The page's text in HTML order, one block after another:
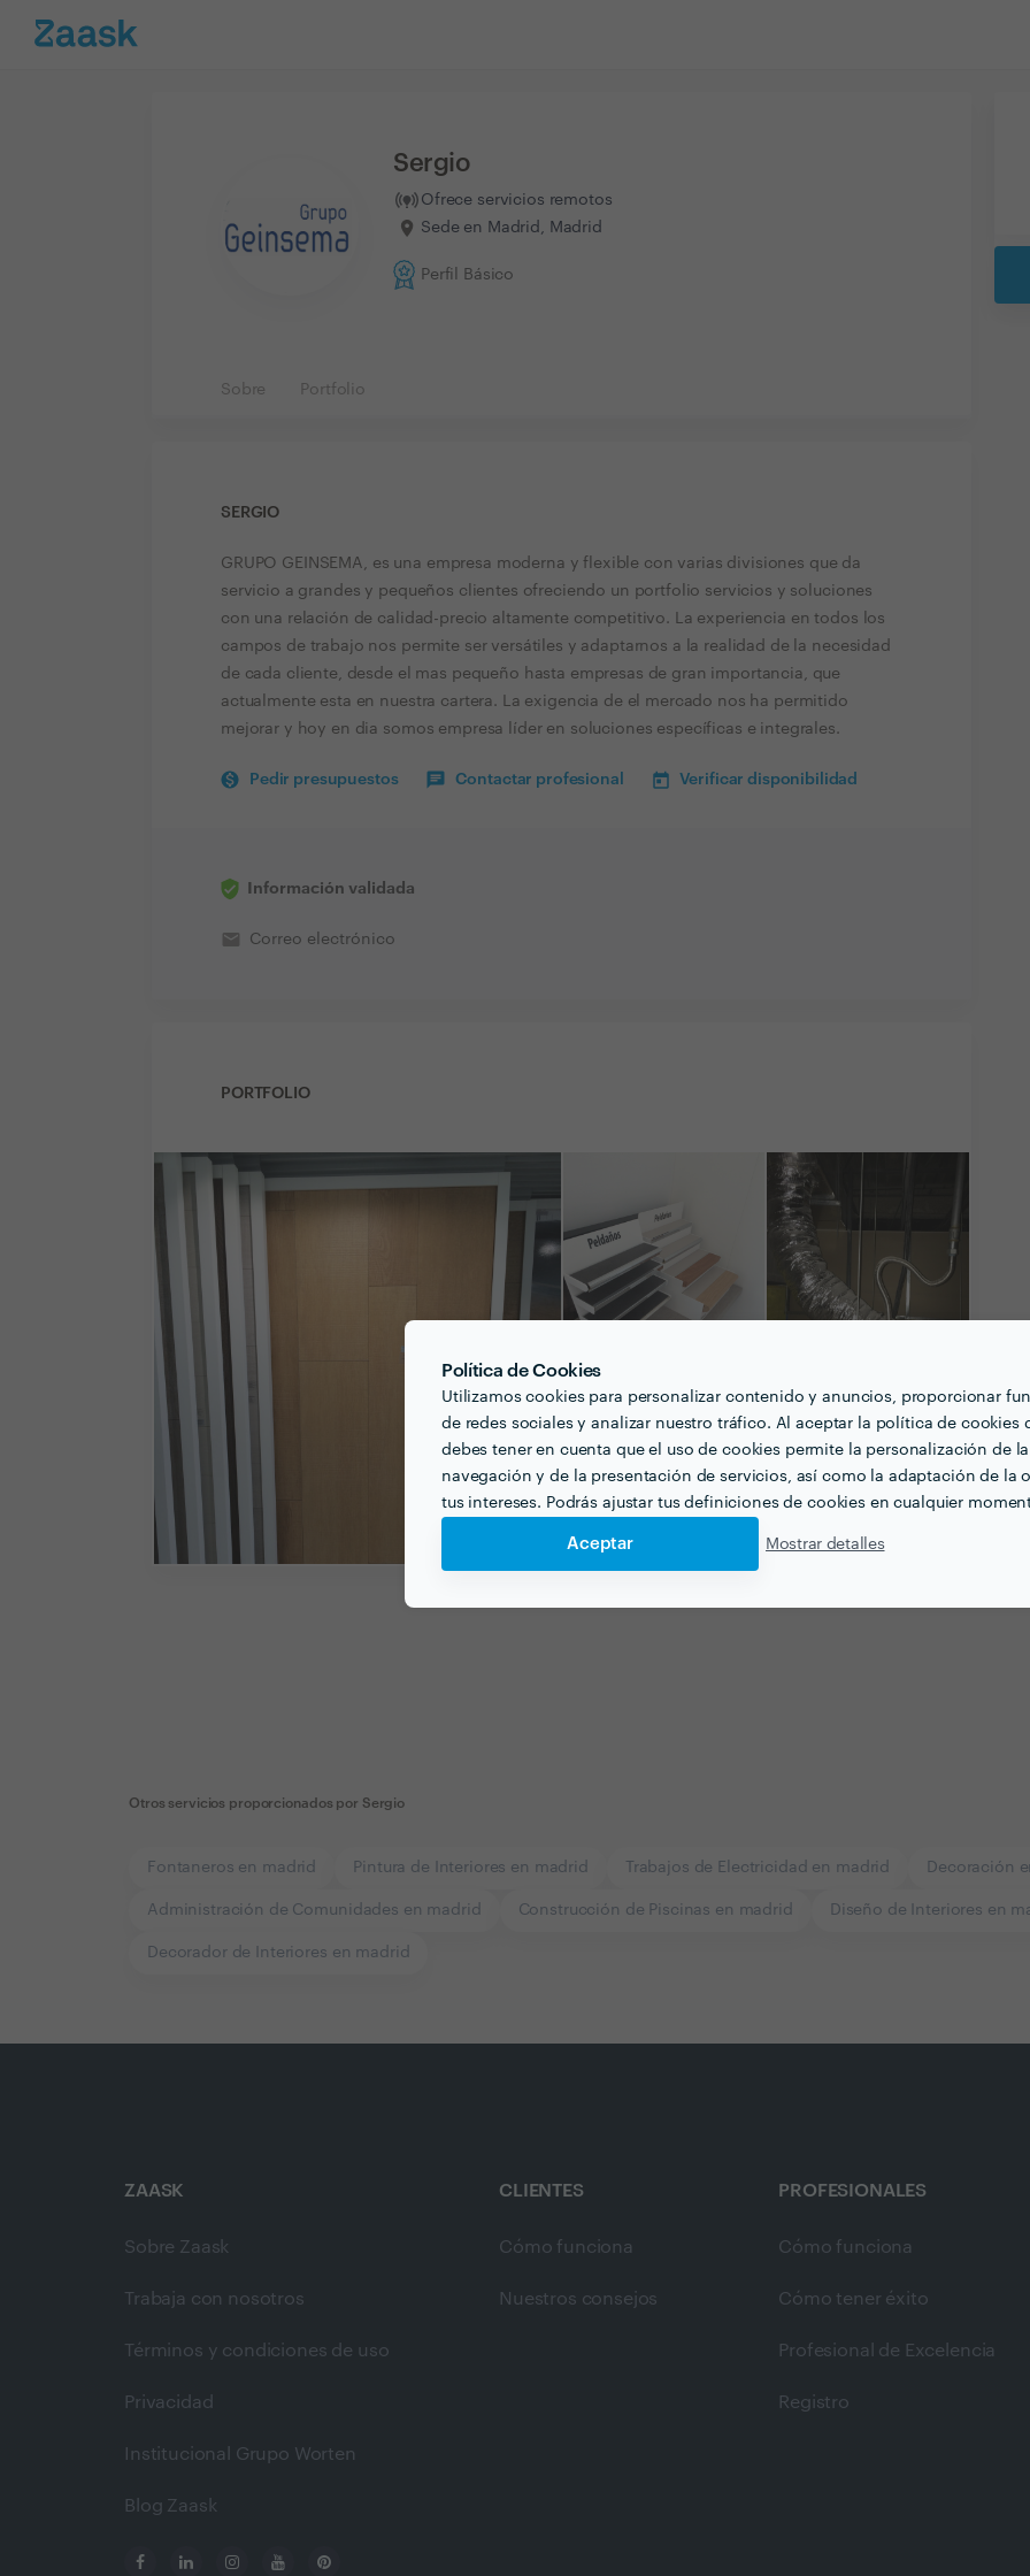
Política de Cookies
Utilizamos cookies para personalizar contenido y anuncios, proporcionar
de redes sociales y analizar nuestro tráfico. Al aceptar la política de cookies
debes tener en cuenta que el uso de cookies permite la personalización de la
navegación y de la presentación de servicios, así como la adaptación de la
tus intereses. Podrás ajustar tus definiciones de cookies en cualquier
Aceptar Mostrar detalles
Sergio
Ofrece servicios remotos
Sede en Madrid, Madrid
Perfil Básico
Sobre Portfolio
SERGIO
GRUPO GEINSEMA, es una empresa moderna y flexible con varias divisiones que da
servicio a grandes y pequeños clientes ofreciendo un portfolio servicios y soluciones
con una relación de calidad-precio altamente competitivo. La experiencia en todos los
campos de trabajo nos permite ser versátiles y adaptarnos a la realidad de la necesidad
de cada cliente, desde el mas pequeño hasta empresas de gran importancia, que
actualmente esta en nuestra cartera. La exigencia de el mercado nos ha permitido
mejorar y hoy en dia somos empresa líder en soluciones específicas e integrales.
Pedir presupuestos Contactar profesional Verificar disponibilidad
Información validada
email Correo electrónico
PORTFOLIO
Ver todas las
Otros servicios proporcionados por Sergio
Fontaneros en madrid Pintura de Interiores en madrid Trabajos de Electricidad en madrid Decoración
Administración de Comunidades en madrid Construcción de Piscinas en madrid Diseño de Interiores en
Decorador de Interiores en madrid
ZAASK
Sobre Zaask
Trabaja con nosotros
Términos y condiciones de uso
Privacidad
Institucional Grupo Worten
Blog Zaask
CLIENTES
Cómo funciona
Nuestros consejos
PROFESIONALES
Cómo funciona
Cómo tener éxito
Profesional de Excelencia
Registro